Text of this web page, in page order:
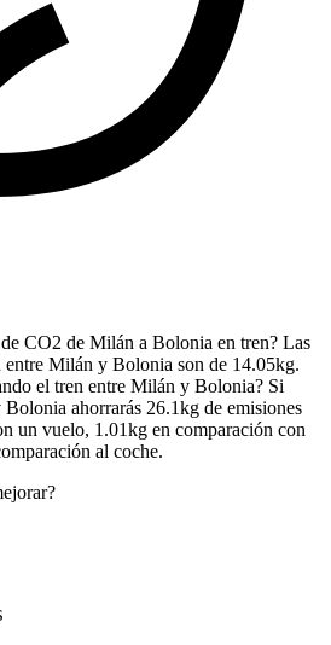
CO2 de Milán a Bolonia en tren? Las
entre Milán y Bolonia son de 14.05kg.
el tren entre Milán y Bolonia? Si
ahorrarás 26.1kg de emisiones
un vuelo, 1.01kg en comparación con
al coche.